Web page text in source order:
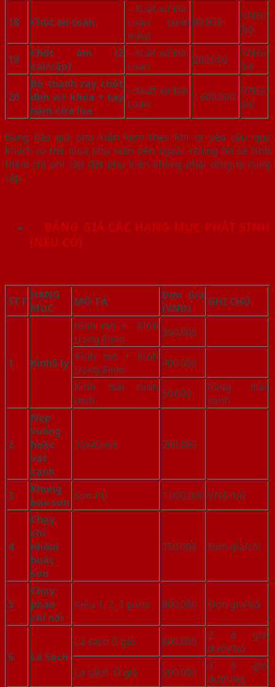
18 Chốt an toàn
– Xuất xứ Đài
Loan (xem
mẫu)
80.000
VNĐ/
bộ
19
Chốt âm (2
cái/cặp)
– Xuất xứ Đài
Loan
200.000
VNĐ/
bộ
20
Bộ thanh ray chốt
định vị + khóa + tay
nắm cửa lùa
– Xuất xứ Đài
Loan
1.600.000 VNĐ/
bộ
Bảng báo giá phụ kiện kèm theo khi có yêu cầu. quý
khách có thể mua phụ kiện bên ngoài, chúng tôi sẽ tính
thêm chi phí lắp đặt phụ kiện không phải công ty cung
cấp.
BẢNG GIÁ CÁC HẠNG MỤC PHÁT SINH
(NẾU CÓ)
STT HẠNG
MỤC
MÔ TẢ
Đơn Giá
(VNĐ)
GHI CHÚ
1 Kính5 ly
Kính mờ + Kính
trong 5mm
350.000
Kính mờ + kính
trong 8mm
400.000
Kính mài cạnh
(md)
50.000
Công mài
cạnh
2
Nẹp
vuông
hoặc
vát
cạnh
10x45mm 200.000
3
Khung
bao sơn Sơn PU 1.000.000 VNĐ/bộ
4
Chạy
chỉ
nhôm
hoặc
sơn
150.000 Đơn giá/chỉ
5
Chạy
phào
chỉ nổi
Kiểu 1, 2, 3 pano 800.000 Đơn giá/bộ
6 Lá Sách
Lá sách Ô gió 600.000
2 ô gió
dưới/bộ
Lá sách Ô gió
500.000
1 ô gió
dưới/bộ